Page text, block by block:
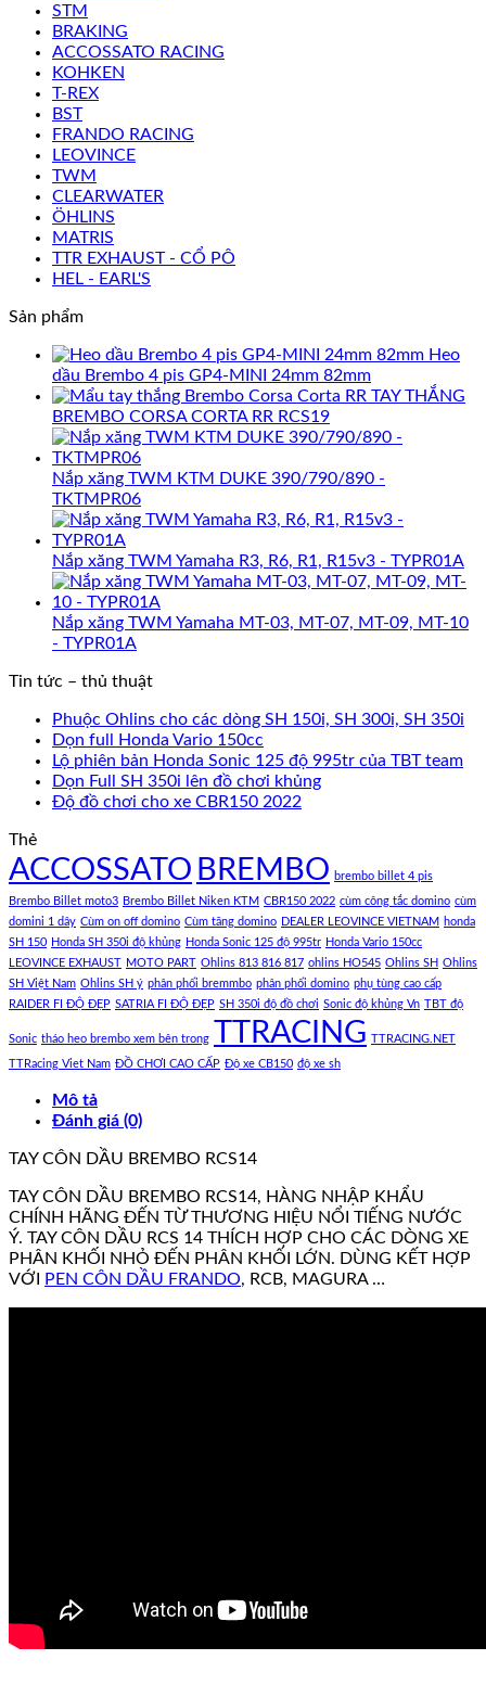
STM
BRAKING
ACCOSSATO RACING
KOHKEN
T-REX
BST
FRANDO RACING
LEOVINCE
TWM
CLEARWATER
ÖHLINS
MATRIS
TTR EXHAUST - CỔ PÔ
HEL - EARL'S
Sản phẩm
Heo
dầu Brembo 4 pis GP4-MINI 24mm 82mm
TAY THẮNG
BREMBO CORSA CORTA RR RCS19
Nắp xăng TWM KTM DUKE 390/790/890 -
TKTMPR06
Nắp xăng TWM Yamaha R3, R6, R1, R15v3 - TYPR01A
Nắp xăng TWM Yamaha MT-03, MT-07, MT-09, MT-10
- TYPR01A
Tin tức – thủ thuật
Phuộc Ohlins cho các dòng SH 150i, SH 300i, SH 350i
Dọn full Honda Vario 150cc
Lộ phiên bản Honda Sonic 125 độ 995tr của TBT team
Dọn Full SH 350i lên đồ chơi khủng
Độ đồ chơi cho xe CBR150 2022
Thẻ
ACCOSSATO BREMBO brembo billet 4 pis
Brembo Billet moto3 Brembo Billet Niken KTM CBR150 2022 cùm công tắc domino cùm
domini 1 dây Cùm on off domino Cùm tăng domino DEALER LEOVINCE VIETNAM honda
SH 150 Honda SH 350i độ khủng Honda Sonic 125 độ 995tr Honda Vario 150cc
LEOVINCE EXHAUST MOTO PART Ohlins 813 816 817 ohlins HO545 Ohlins SH Ohlins
SH Việt Nam Ohlins SH ý phân phối bremmbo phân phối domino phụ tùng cao cấp
RAIDER FI ĐỘ ĐẸP SATRIA FI ĐỘ ĐẸP SH 350i độ đồ chơi Sonic độ khủng Vn TBT độ
Sonic tháo heo brembo xem bên trong TTRACING TTRACING.NET
TTRacing Viet Nam ĐỒ CHƠI CAO CẤP Độ xe CB150 độ xe sh
Mô tả
Đánh giá (0)
TAY CÔN DẦU BREMBO RCS14
TAY CÔN DẦU BREMBO RCS14, HÀNG NHẬP KHẨU
CHÍNH HÃNG ĐẾN TỪ THƯƠNG HIỆU NỔI TIẾNG NƯỚC
Ý. TAY CÔN DẦU RCS 14 THÍCH HỢP CHO CÁC DÒNG XE
PHÂN KHỐI NHỎ ĐẾN PHÂN KHỐI LỚN. DÙNG KẾT HỢP
VỚI
PEN CÔN DẦU FRANDO, RCB, MAGURA …